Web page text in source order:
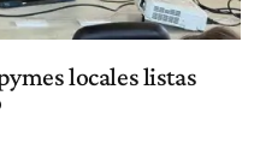
locales listas